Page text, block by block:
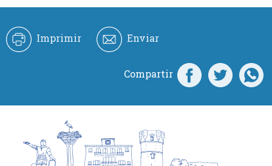
Imprimir Enviar
Compartir